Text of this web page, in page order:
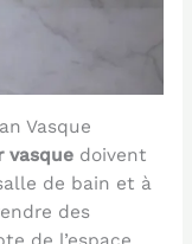
Vasque
vasquedoivent
de bain et à
des